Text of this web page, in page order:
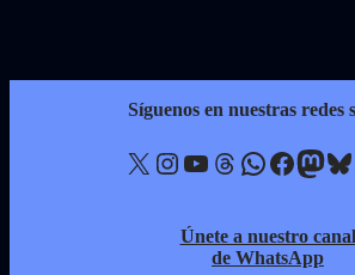
Síguenos en nuestras redes
X Instagram YouTube Threads WhatsApp Facebook Mastodon Bluesky
Únete a nuestro canal
de WhatsApp